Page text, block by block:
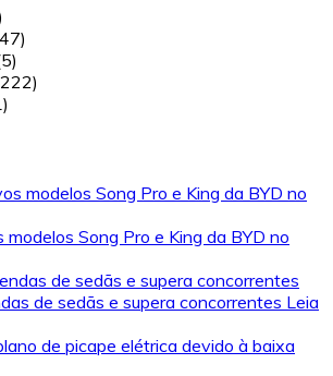
Song Pro e King da BYD no
de sedãs e supera concorrentes Leia